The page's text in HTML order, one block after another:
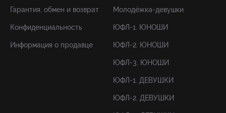
Гарантия, обмен и возврат
Конфиденциальность
Информация о продавце
Молодёжка-девушки
ЮФЛ-1. ЮНОШИ
ЮФЛ-2. ЮНОШИ
ЮФЛ-3. ЮНОШИ
ЮФЛ-1. ДЕВУШКИ
ЮФЛ-2. ДЕВУШКИ